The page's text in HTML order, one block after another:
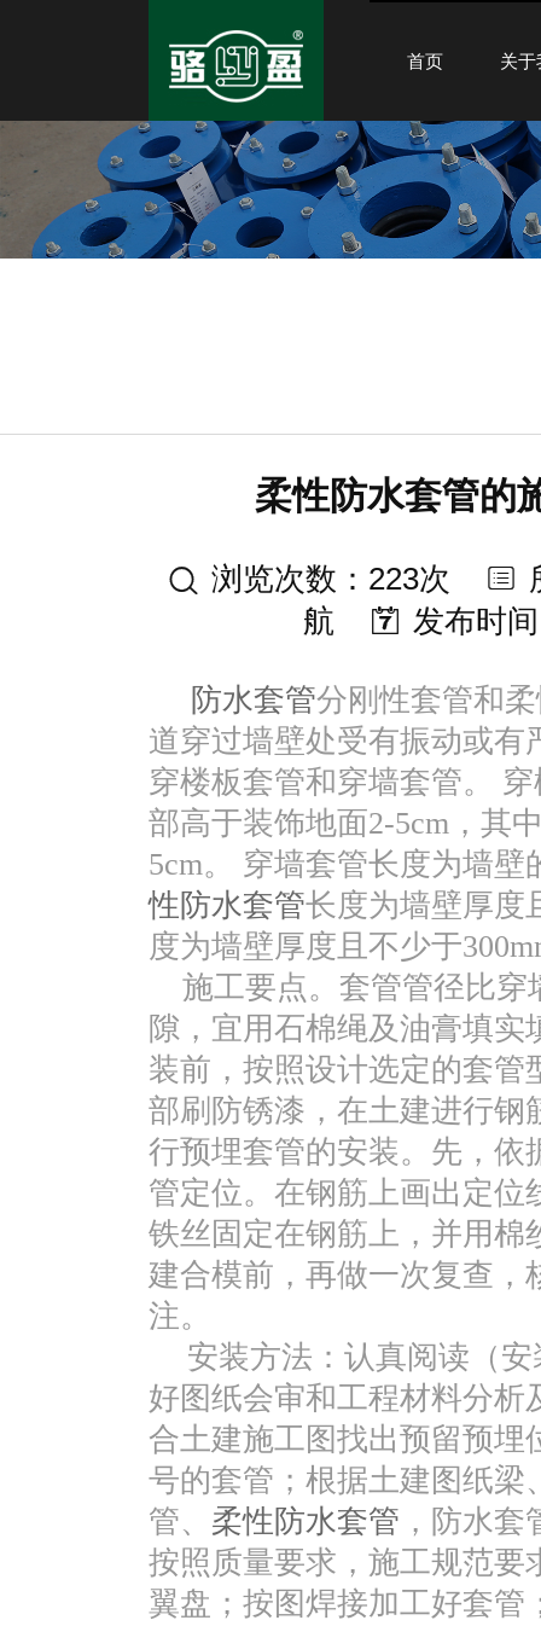
首页 关于
柔性防水套管的
浏览次数：223次
航
发布时
防水套管分刚性套管和
道穿过墙壁处受有振动或有
穿楼板套管和穿墙套管。
部高于装饰地面2-5cm，其
5cm。 穿墙套管长度为墙
性防水套管长度为墙壁厚度
度为墙壁厚度且不少于
施工要点。套管管径比穿
隙，宜用石棉绳及油膏填
装前，按照设计选定的套管
部刷防锈漆，在土建进行钢
行预埋套管的安装。先，依
管定位。在钢筋上画出定位
铁丝固定在钢筋上，并用棉
建合模前，再做一次复查，
注。
安装方法：认真阅读（
好图纸会审和工程材料分析
合土建施工图找出预留预埋
号的套管；根据土建图纸梁
管、 柔性防水套管 ，防水套
按照质量要求，施工规范要
翼盘；按图焊接加工好套管